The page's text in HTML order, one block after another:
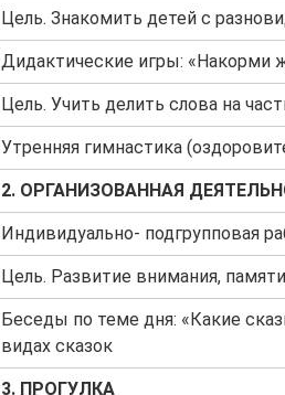
Цель. Знакомить детей с
Дидактические игры: «Накорми
Цель. Учить делить слова на
Утренняя гимнастика
2. ОРГАНИЗОВАННАЯ
Индивидуально- подгрупповая
Цель. Развитие внимания,
Беседы по теме дня: «Какие
видах сказок
3. ПРОГУЛКА